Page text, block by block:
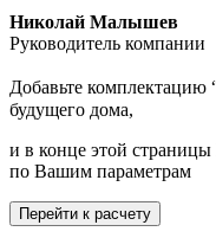
Николай Малышев
Руководитель компании
Добавьте комплектацию
будущего дома,
и в конце этой
по Вашим параметрам
Перейти к расчету